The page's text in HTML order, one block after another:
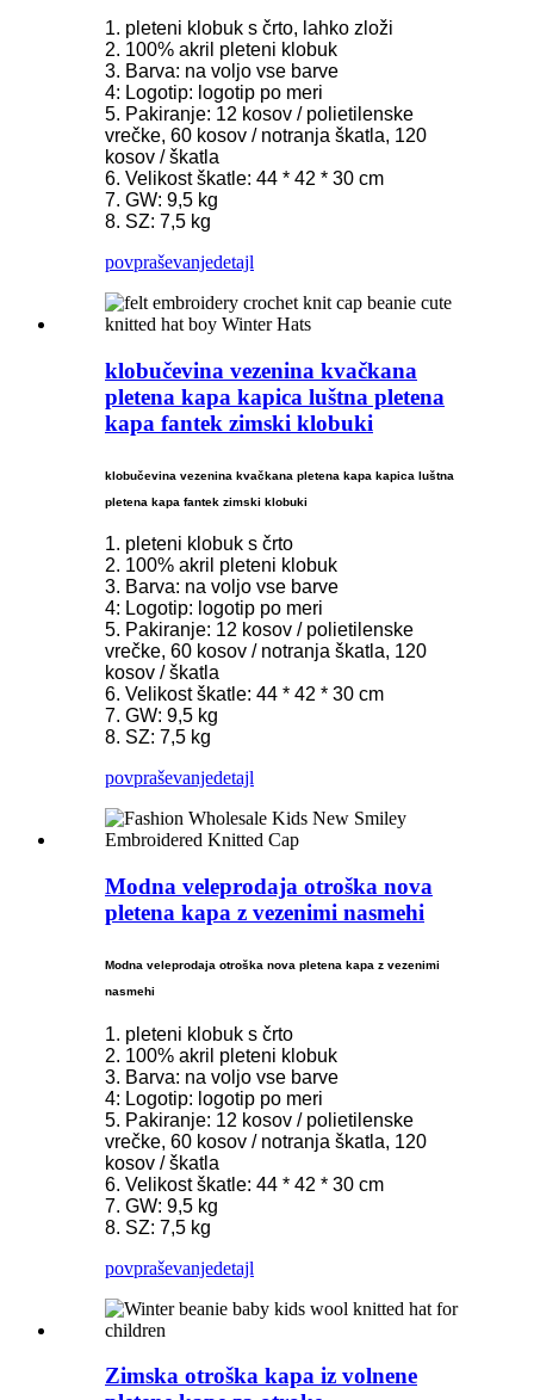
1. pleteni klobuk s črto, lahko zloži
2. 100% akril pleteni klobuk
3. Barva: na voljo vse barve
4: Logotip: logotip po meri
5. Pakiranje: 12 kosov / polietilenske
vrečke, 60 kosov / notranja škatla, 120
kosov / škatla
6. Velikost škatle: 44 * 42 * 30 cm
7. GW: 9,5 kg
8. SZ: 7,5 kg
povpraševanjedetajl
klobučevina vezenina kvačkana
pletena kapa kapica luštna pletena
kapa fantek zimski klobuki
klobučevina vezenina kvačkana pletena kapa kapica luštna
pletena kapa fantek zimski klobuki
1. pleteni klobuk s črto
2. 100% akril pleteni klobuk
3. Barva: na voljo vse barve
4: Logotip: logotip po meri
5. Pakiranje: 12 kosov / polietilenske
vrečke, 60 kosov / notranja škatla, 120
kosov / škatla
6. Velikost škatle: 44 * 42 * 30 cm
7. GW: 9,5 kg
8. SZ: 7,5 kg
povpraševanjedetajl
Modna veleprodaja otroška nova
pletena kapa z vezenimi nasmehi
Modna veleprodaja otroška nova pletena kapa z vezenimi
nasmehi
1. pleteni klobuk s črto
2. 100% akril pleteni klobuk
3. Barva: na voljo vse barve
4: Logotip: logotip po meri
5. Pakiranje: 12 kosov / polietilenske
vrečke, 60 kosov / notranja škatla, 120
kosov / škatla
6. Velikost škatle: 44 * 42 * 30 cm
7. GW: 9,5 kg
8. SZ: 7,5 kg
povpraševanjedetajl
Zimska otroška kapa iz volnene